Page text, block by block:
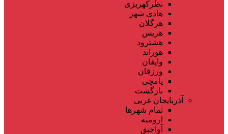
نظرکهریزی
هادی شهر
هرگلان
هریس
هشترود
هوراند
وایقان
ورزقان
یامچی
بازگشت
آذربایجان غربی
تمام شهر‌ها
ارومیه
آواجیق